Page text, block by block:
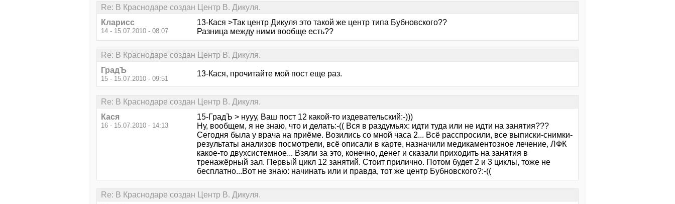
Re: В Краснодаре создан Центр В. Дикуля.
Кларисс
14 - 15.07.2010 - 08:07
13-Кася >Так центр Дикуля это такой же центр типа Бубновского??
Разница между ними вообще есть??
Re: В Краснодаре создан Центр В. Дикуля.
ГрадЪ
15 - 15.07.2010 - 09:51
13-Кася, прочитайте мой пост еще раз.
Re: В Краснодаре создан Центр В. Дикуля.
Кася
16 - 15.07.2010 - 14:13
15-ГрадЪ > нууу, Ваш пост 12 какой-то издевательский:-)))
Ну, вообщем, я не знаю, что и делать:-(( Вся в раздумьях: идти туда или не идти на занятия???
Сегодня была у врача на приёме. Возились со мной часа 2... Всё расспросили, все выписки-снимки-
результаты анализов посмотрели, всё описали в карте, назначили медикаментозное лечение, ЛФК
какое-то двухсистемное... Взяли за это, конечно, денег и сказали приходить на занятия в
тренажёрный зал. Первый цикл 12 занятий. Стоит прилично. Потом будет 2 и 3 циклы, тоже не
бесплатно...Вот не знаю: начинать или и правда, тот же центр Бубновского?:-((
Re: В Краснодаре создан Центр В. Дикуля.